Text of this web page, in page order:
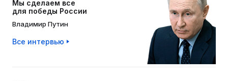
Мы сделаем все
для победы России
Владимир Путин
Все интервью